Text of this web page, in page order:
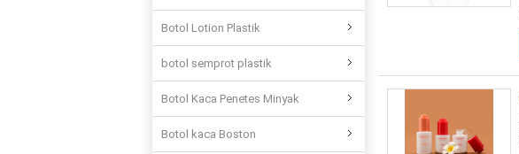
Botol Lotion Plastik
botol semprot plastik
Botol Kaca Penetes Minyak
Botol kaca Boston